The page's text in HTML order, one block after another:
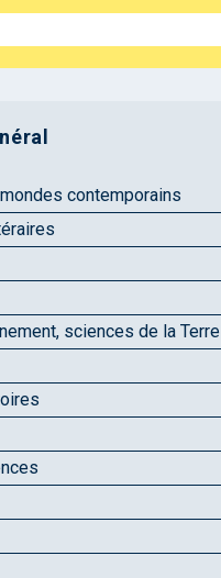
contemporains
sciences de la Terre